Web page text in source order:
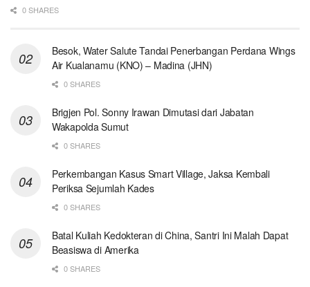
0 SHARES
Besok, Water Salute Tandai Penerbangan Perdana Wings
Air Kualanamu (KNO) – Madina (JHN)
0 SHARES
Brigjen Pol. Sonny Irawan Dimutasi dari Jabatan
Wakapolda Sumut
0 SHARES
Perkembangan Kasus Smart Village, Jaksa Kembali
Periksa Sejumlah Kades
0 SHARES
Batal Kuliah Kedokteran di China, Santri Ini Malah Dapat
Beasiswa di Amerika
0 SHARES